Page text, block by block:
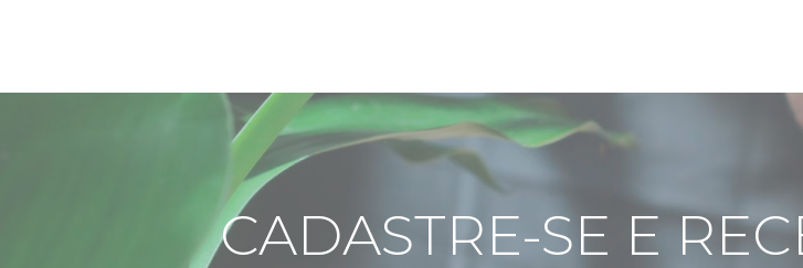
CADASTRE-SE E